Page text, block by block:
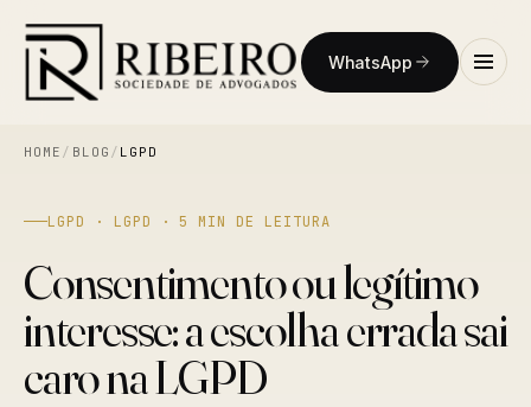
WhatsApp
HOME / BLOG / LGPD
LGPD · LGPD · 5 MIN DE LEITURA
Consentimento ou legítimo
interesse: a escolha errada sai
caro na LGPD